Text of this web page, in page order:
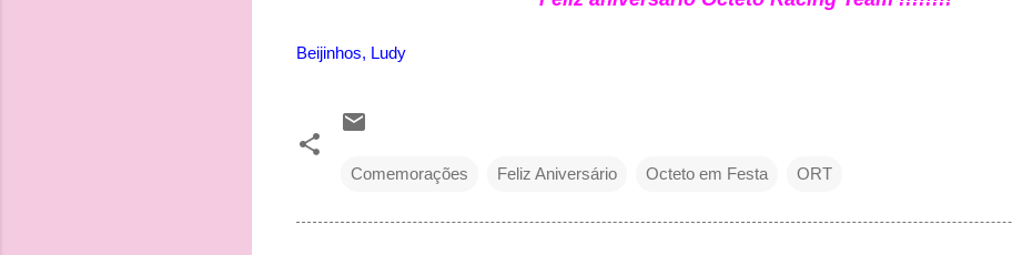
Beijinhos, Ludy
Comemorações Feliz Aniversário Octeto em Festa ORT